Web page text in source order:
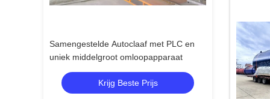
Autoclaaf met PLC en
omloopapparaat
Samengestelde Autoclaaf met
Automatische PLC Controlerende
Systeem en Veiligheidskoppeling
Krijg Beste Prijs